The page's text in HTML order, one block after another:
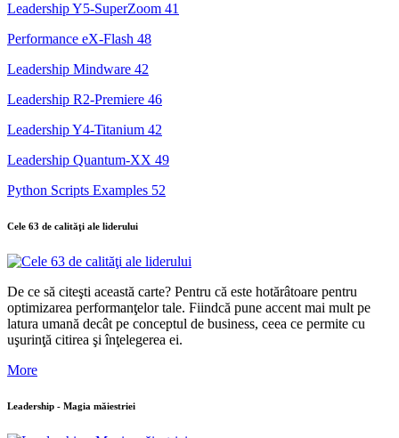
Leadership Y5-SuperZoom 41
Performance eX-Flash 48
Leadership Mindware 42
Leadership R2-Premiere 46
Leadership Y4-Titanium 42
Leadership Quantum-XX 49
Python Scripts Examples 52
Cele 63 de calităţi ale liderului
De ce să citeşti această carte? Pentru că este hotărâtoare pentru
optimizarea performanţelor tale. Fiindcă pune accent mai mult pe
latura umană decât pe conceptul de business, ceea ce permite cu
uşurinţă citirea şi înţelegerea ei.
More
Leadership - Magia măiestriei